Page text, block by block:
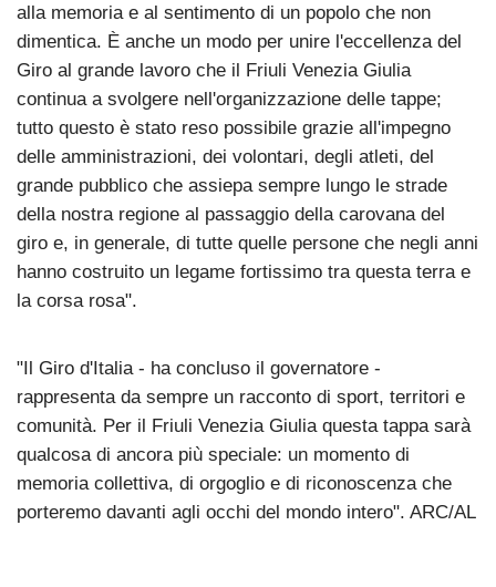
alla memoria e al sentimento di un popolo che non
dimentica. È anche un modo per unire l'eccellenza del
Giro al grande lavoro che il Friuli Venezia Giulia
continua a svolgere nell'organizzazione delle tappe;
tutto questo è stato reso possibile grazie all'impegno
delle amministrazioni, dei volontari, degli atleti, del
grande pubblico che assiepa sempre lungo le strade
della nostra regione al passaggio della carovana del
giro e, in generale, di tutte quelle persone che negli anni
hanno costruito un legame fortissimo tra questa terra e
la corsa rosa".
"Il Giro d'Italia - ha concluso il governatore -
rappresenta da sempre un racconto di sport, territori e
comunità. Per il Friuli Venezia Giulia questa tappa sarà
qualcosa di ancora più speciale: un momento di
memoria collettiva, di orgoglio e di riconoscenza che
porteremo davanti agli occhi del mondo intero". ARC/AL